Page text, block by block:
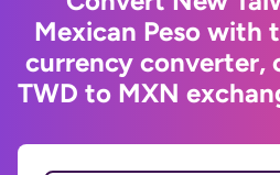
Mexican Peso with
currency converter,
TWD to MXN